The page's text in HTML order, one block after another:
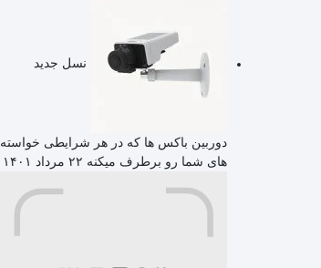
نسل جدید
دوربین باکس ها که در هر شرایطی خواسته
های شما رو برطرف میکنه ۲۲ مرداد ۱۴۰۱